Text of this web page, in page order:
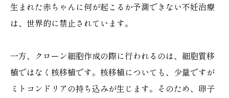
生まれた赤ちゃんに何が起こるか予測できない不妊治療
は、世界的に禁止されています。
一方、クローン細胞作成の際に行われるのは、細胞質移
植ではなく核移植です。核移植についても、少量ですが
ミトコンドリアの持ち込みが生じます。そのため、卵子